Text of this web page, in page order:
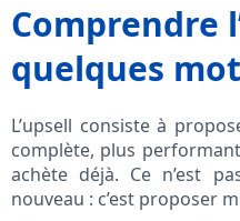
Comprendre
quelques
L’upsell consiste à
complète, plus
achète déjà. Ce n’est
nouveau : c’est proposer